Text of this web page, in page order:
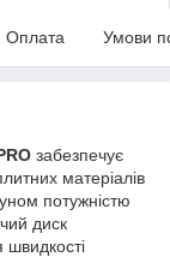
Оплата Умови
забезпечує
матеріалів
потужністю
диск